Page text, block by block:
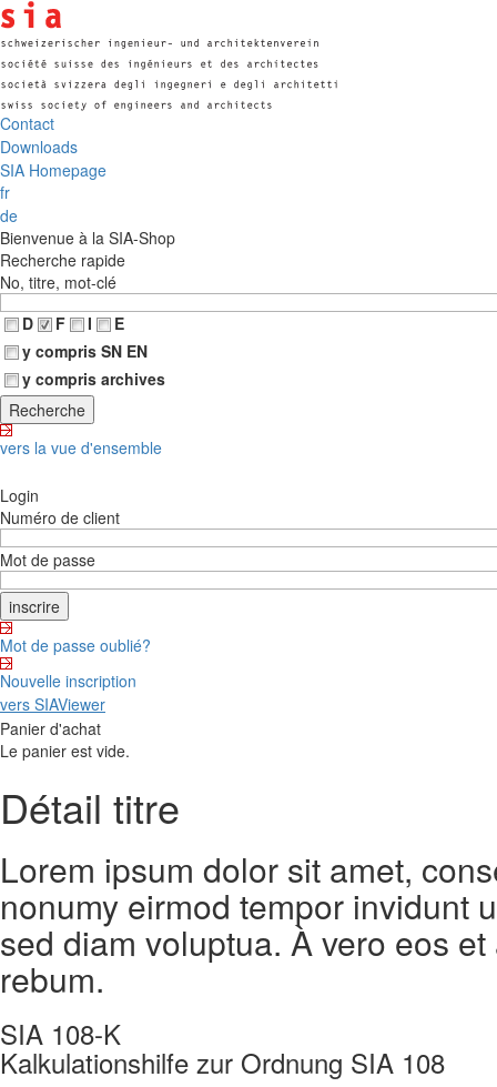
Contact
Downloads
SIA Homepage
fr
de
Bienvenue à la SIA-Shop
Recherche rapide
No, titre, mot-clé
D
F I
E
y compris SN EN
y compris archives
vers la vue d'ensemble
Login
Numéro de client
Mot de passe
Mot de passe oublié?
Nouvelle inscription
vers SIAViewer
Panier d'achat
Le panier est vide.
Détail titre
Lorem ipsum dolor sit amet,
nonumy eirmod tempor invidunt
sed diam voluptua. À vero eos
rebum.
SIA 108-K
Kalkulationshilfe zur Ordnung SIA 108